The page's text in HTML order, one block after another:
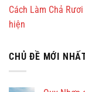
Cách Làm Chả
hiện
CHỦ ĐỀ MỚI